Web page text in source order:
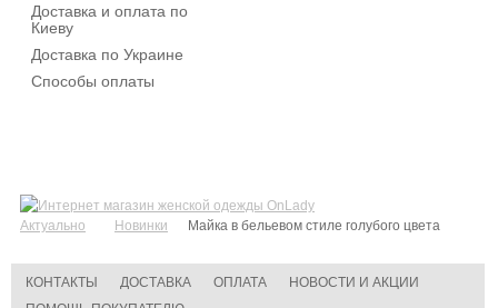
Доставка и оплата по
Киеву
Доставка по Украине
Способы оплаты
Актуально Новинки Майка в бельевом стиле голубого цвета
КОНТАКТЫ ДОСТАВКА ОПЛАТА
НОВОСТИ И АКЦИИ